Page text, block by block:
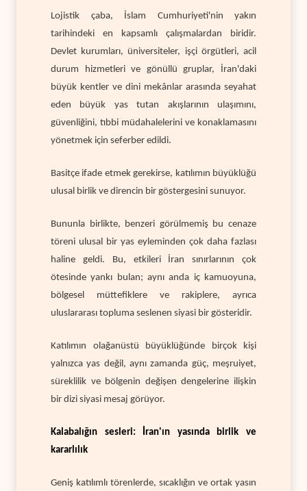
Lojistik çaba, İslam Cumhuriyeti'nin yakın
tarihindeki en kapsamlı çalışmalardan biridir.
Devlet kurumları, üniversiteler, işçi örgütleri, acil
durum hizmetleri ve gönüllü gruplar, İran'daki
büyük kentler ve dini mekânlar arasında seyahat
eden büyük yas tutan akışlarının ulaşımını,
güvenliğini, tıbbi müdahalelerini ve konaklamasını
yönetmek için seferber edildi.
Basitçe ifade etmek gerekirse, katılımın büyüklüğü
ulusal birlik ve direncin bir göstergesini sunuyor.
Bununla birlikte, benzeri görülmemiş bu cenaze
töreni ulusal bir yas eyleminden çok daha fazlası
haline geldi. Bu, etkileri İran sınırlarının çok
ötesinde yankı bulan; aynı anda iç kamuoyuna,
bölgesel müttefiklere ve rakiplere, ayrıca
uluslararası topluma seslenen siyasi bir gösteridir.
Katılımın olağanüstü büyüklüğünde birçok kişi
yalnızca yas değil, aynı zamanda güç, meşruiyet,
süreklilik ve bölgenin değişen dengelerine ilişkin
bir dizi siyasi mesaj görüyor.
Kalabalığın sesleri: İran'ın yasında birlik ve
kararlılık
Geniş katılımlı törenlerde, sıcaklığın ve ortak yasın